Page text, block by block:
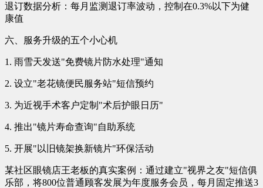
退订数据分析：每月监测退订率波动，控制在0.3%以下为健
康值
六、服务升级的五个小心机
1. 雨雪天发送"免费镜片防水处理"通知
2. 设立"老花镜便民服务站"短信预约
3. 为近视手术客户定制"术后护眼日历"
4. 推出"镜片寿命查询"自助系统
5. 开展"以旧镜架换新镜片"环保活动
某社区眼镜店王老板的真实案例：通过建立"视界之友"短信俱
乐部，将800位普通顾客发展为年度服务会员，每月固定推送3